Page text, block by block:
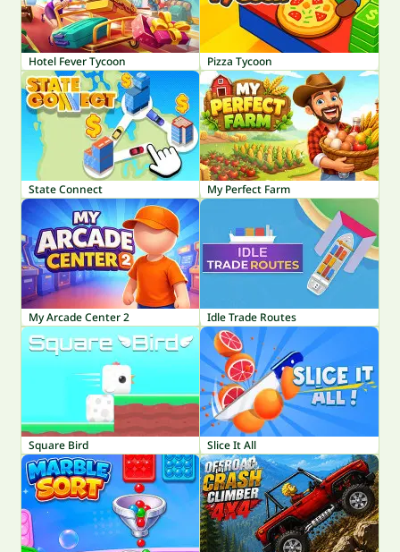
Hotel Fever Tycoon Pizza Tycoon
State Connect My Perfect Farm
My Arcade Center 2 Idle Trade Routes
Square Bird Slice It All